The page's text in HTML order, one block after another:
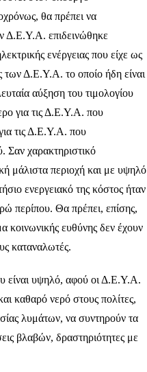
θα πρέπει να
Δ.Ε.Υ.Α. επιδεινώθηκε
ενέργειας που είχε ως
των Δ.Ε.Υ.Α. το οποίο ήδη είναι
αύξηση του τιμολογίου
για τις Δ.Ε.Υ.Α. που
τις Δ.Ε.Υ.Α. που
Σαν χαρακτηριστικό
μάλιστα περιοχή και με υψηλό
ενεργειακό της κόστος ήταν
περίπου. Θα πρέπει, επίσης,
ευθύνης δεν έχουν
καταναλωτές.
είναι υψηλό, αφού οι Δ.Ε.Υ.Α.
καθαρό νερό στους πολίτες,
λυμάτων, να συντηρούν τα
βλαβών, δραστηριότητες με